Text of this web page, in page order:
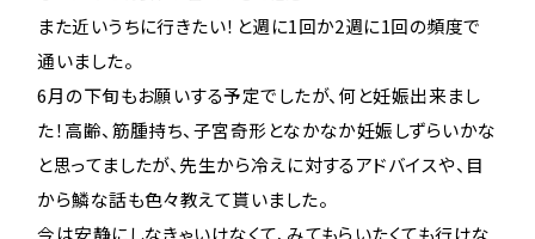
また近いうちに行きたい！と週に1回か2週に1回の頻度で
通いました。
6月の下旬もお願いする予定でしたが、何と妊娠出来まし
た！高齢、筋腫持ち、子宮奇形となかなか妊娠しずらいかな
と思ってましたが、先生から冷えに対するアドバイスや、目
から鱗な話も色々教えて貰いました。
今は安静にしなきゃいけなくて、みてもらいたくても行けな